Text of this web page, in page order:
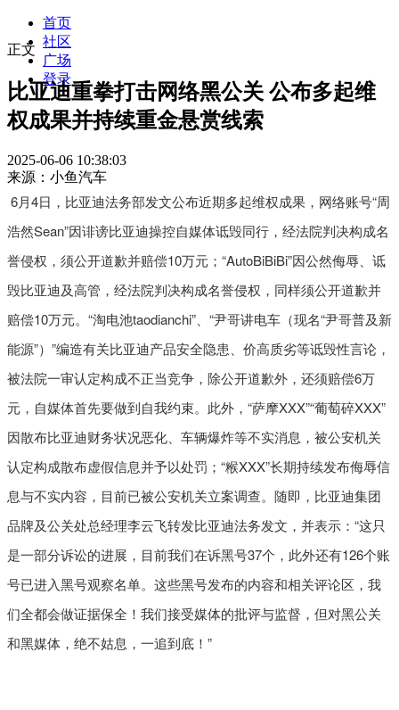
首页
社区
广场
登录
正文
比亚迪重拳打击网络黑公关 公布多起维
权成果并持续重金悬赏线索
2025-06-06 10:38:03
来源：小鱼汽车
6月4日，比亚迪法务部发文公布近期多起维权成果，网络账号“周
浩然Sean”因诽谤比亚迪操控自媒体诋毁同行，经法院判决构成名
誉侵权，须公开道歉并赔偿10万元；“AutoBiBiBi”因公然侮辱、诋
毁比亚迪及高管，经法院判决构成名誉侵权，同样须公开道歉并
赔偿10万元。“淘电池taodianchi”、“尹哥讲电车（现名“尹哥普及新
能源”）”编造有关比亚迪产品安全隐患、价高质劣等诋毁性言论，
被法院一审认定构成不正当竞争，除公开道歉外，还须赔偿6万
元，自媒体首先要做到自我约束。此外，“萨摩XXX”“葡萄碎XXX”
因散布比亚迪财务状况恶化、车辆爆炸等不实消息，被公安机关
认定构成散布虚假信息并予以处罚；“糇XXX”长期持续发布侮辱信
息与不实内容，目前已被公安机关立案调查。随即，比亚迪集团
品牌及公关处总经理李云飞转发比亚迪法务发文，并表示：“这只
是一部分诉讼的进展，目前我们在诉黑号37个，此外还有126个账
号已进入黑号观察名单。这些黑号发布的内容和相关评论区，我
们全都会做证据保全！我们接受媒体的批评与监督，但对黑公关
和黑媒体，绝不姑息，一追到底！”